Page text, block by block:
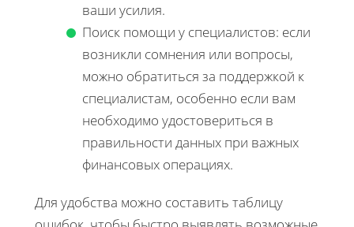
ваши усилия.
Поиск помощи у специалистов: если
возникли сомнения или вопросы,
можно обратиться за поддержкой к
специалистам, особенно если вам
необходимо удостовериться в
правильности данных при важных
финансовых операциях.
Для удобства можно составить таблицу